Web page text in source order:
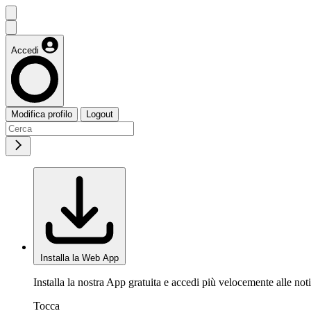
Accedi
Modifica profilo Logout
Installa la Web App
Installa la nostra App gratuita e accedi più velocemente alle
Tocca